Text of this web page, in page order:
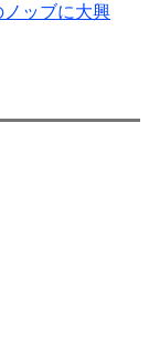
ノッブに大興